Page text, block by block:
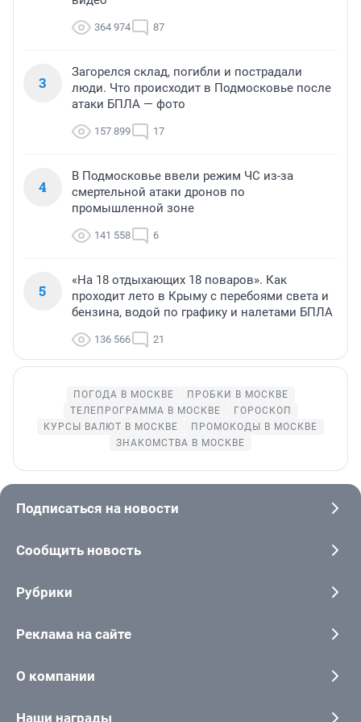
364 974 87
3
Загорелся склад, погибли и пострадали
люди. Что происходит в Подмосковье после
атаки БПЛА — фото
157 899 17
4
В Подмосковье ввели режим ЧС из-за
смертельной атаки дронов по
промышленной зоне
141 558 6
5
«На 18 отдыхающих 18 поваров». Как
проходит лето в Крыму с перебоями света и
бензина, водой по графику и налетами БПЛА
136 566 21
ПОГОДА В МОСКВЕ
ПРОБКИ В МОСКВЕ
ТЕЛЕПРОГРАММА В МОСКВЕ
ГОРОСКОП
КУРСЫ ВАЛЮТ В МОСКВЕ
ПРОМОКОДЫ В МОСКВЕ
ЗНАКОМСТВА В МОСКВЕ
Подписаться на новости
Сообщить новость
Рубрики
Реклама на сайте
О компании
Наши награды